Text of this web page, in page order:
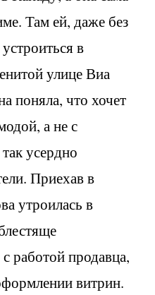
Там ей, даже без
в
улице Виа
поняла, что хочет
а не с
усердно
Приехав в
утроилась в
работой продавца,
витрин.